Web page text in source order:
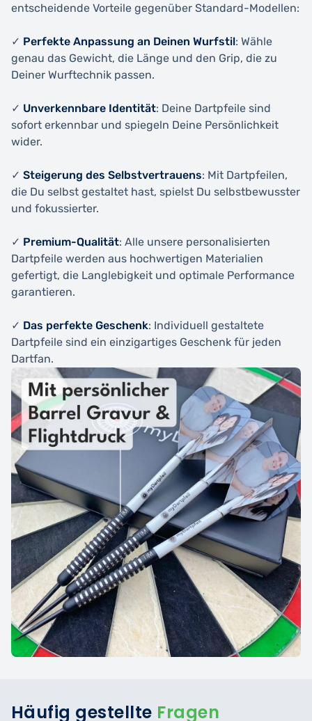
entscheidende Vorteile gegenüber Standard-Modellen:
✓ Perfekte Anpassung an Deinen Wurfstil: Wähle
genau das Gewicht, die Länge und den Grip, die zu
Deiner Wurftechnik passen.
✓ Unverkennbare Identität: Deine Dartpfeile sind
sofort erkennbar und spiegeln Deine Persönlichkeit
wider.
✓ Steigerung des Selbstvertrauens: Mit Dartpfeilen,
die Du selbst gestaltet hast, spielst Du selbstbewusster
und fokussierter.
✓ Premium-Qualität: Alle unsere personalisierten
Dartpfeile werden aus hochwertigen Materialien
gefertigt, die Langlebigkeit und optimale Performance
garantieren.
✓ Das perfekte Geschenk: Individuell gestaltete
Dartpfeile sind ein einzigartiges Geschenk für jeden
Dartfan.
Häufig gestellte Fragen